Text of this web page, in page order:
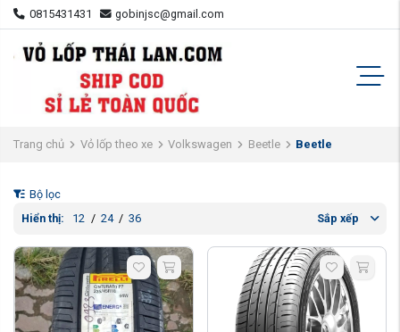
0815431431 gobinjsc@gmail.com
Trang chủ Vỏ lốp theo xe Volkswagen Beetle Beetle
Bộ lọc
Hiển thị:
12 / 24 / 36 Sắp xếp